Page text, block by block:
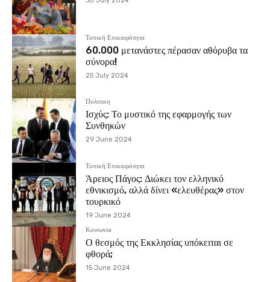
Τοπική Επικαιρότητα
60.000 μετανάστες πέρασαν αθόρυβα τα
σύνορα!
25 July 2024
Πολιτικη
Ισχύς: Το μυστικό της εφαρμογής των
Συνθηκών
29 June 2024
Τοπική Επικαιρότητα
Άρειος Πάγος: Διώκει τον ελληνικό
εθνικισμό, αλλά δίνει «ελευθέρας» στον
τουρκικό
19 June 2024
Κοινωνια
Ο θεσμός της Εκκλησίας υπόκειται σε
φθορά;
15 June 2024